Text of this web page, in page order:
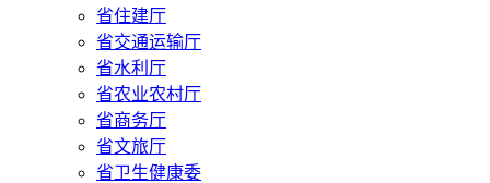
省住建厅
省交通运输厅
省水利厅
省农业农村厅
省商务厅
省文旅厅
省卫生健康委